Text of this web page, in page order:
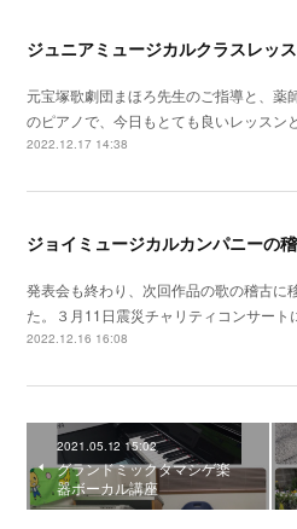
ジュニアミュージカルクラスレッ
元宝塚歌劇団まほろ先生のご指導と、薬
のピアノで、今日もとても良いレッスン
2022.12.17 14:38
ジョイミュージカルカンパニーの
発表会も終わり、次回作品の歌の稽古に
た。３月11日震災チャリティコンサー
2022.12.16 16:08
2021.05.12 15:02
グランドミックタマシゲ楽
器ボーカル講座